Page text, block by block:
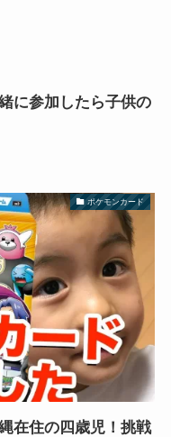
に参加したら子供の
ポケモンカード
在住の四歳児！挑戦